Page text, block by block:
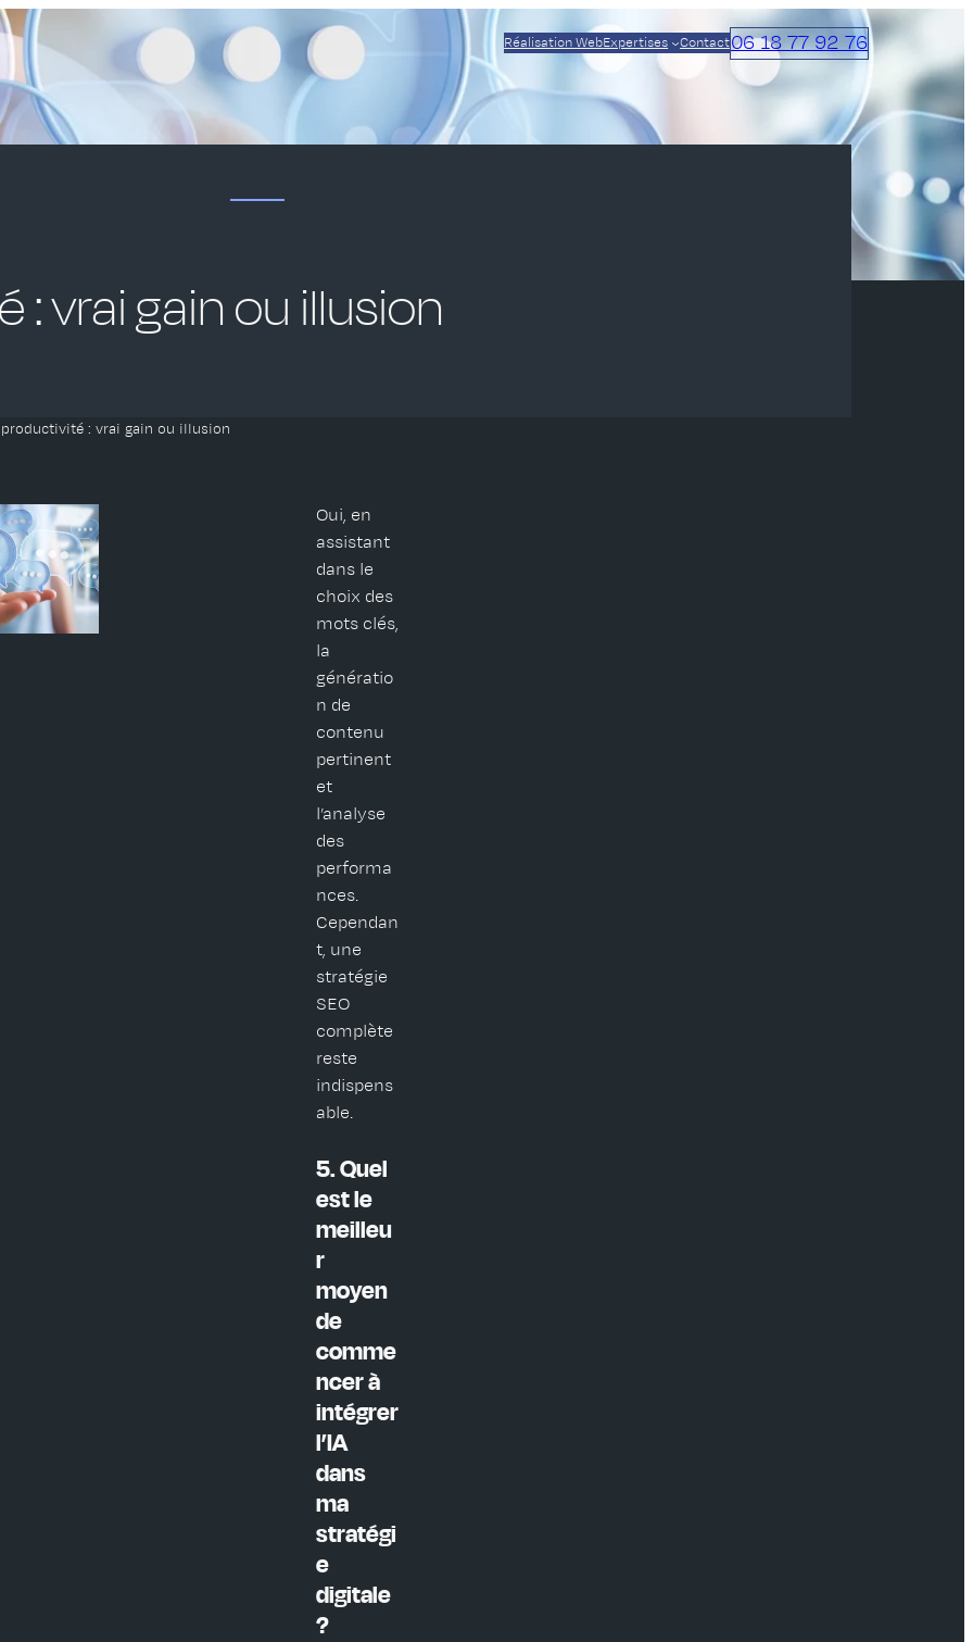
Réalisation WebExpertises Contact06 18 77 92 76
: vrai gain ou illusion
: vrai gain ou illusion
Oui, en
assistant
dans le
choix des
mots clés,
la
génératio
n de
contenu
pertinent
et
l’analyse
des
performa
nces.
Cependan
t, une
stratégie
SEO
complète
reste
indispens
able.
5. Quel
est le
meilleu
r
moyen
de
comme
ncer à
intégrer
l’IA
dans
ma
stratégi
e
digitale
?